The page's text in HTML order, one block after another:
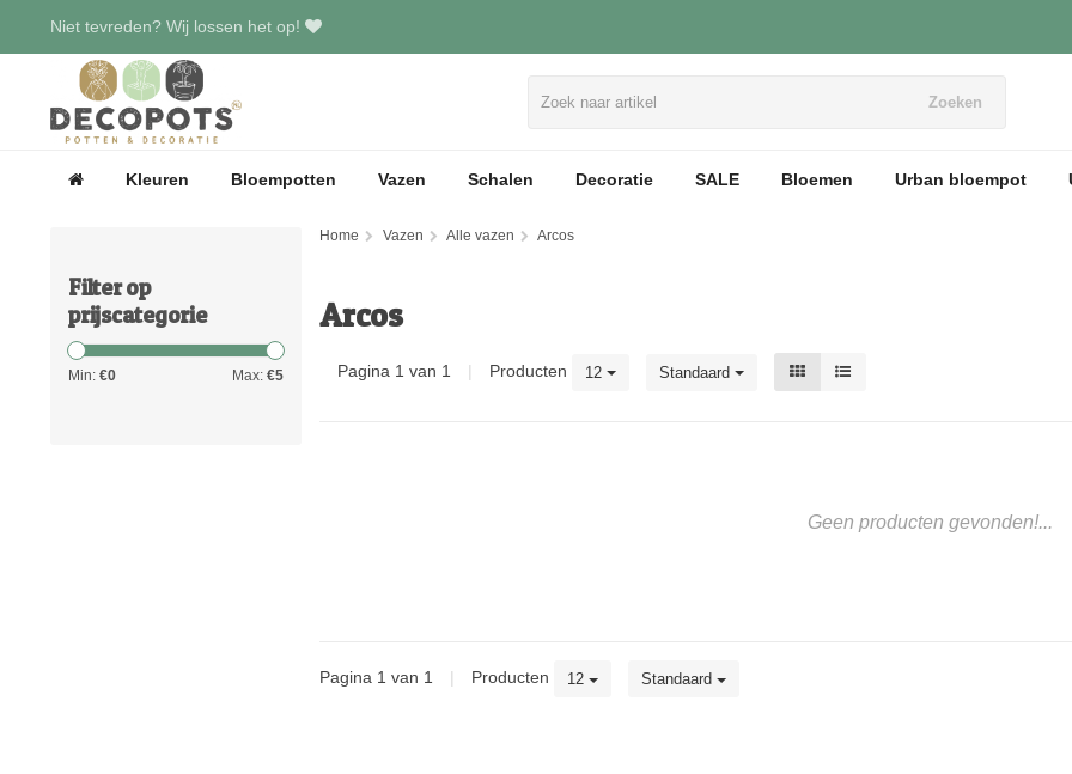
Niet tevreden? Wij lossen het op!
Zoeken
Kleuren Bloempotten Vazen Schalen Decoratie SALE Bloemen Urban bloempot
Filter op
prijscategorie
Min: €0 Max: €5
Home Vazen Alle vazen Arcos
Arcos
Pagina 1 van 1 | Producten 12 Standaard
Geen producten gevonden!...
Pagina 1 van 1 | Producten 12 Standaard